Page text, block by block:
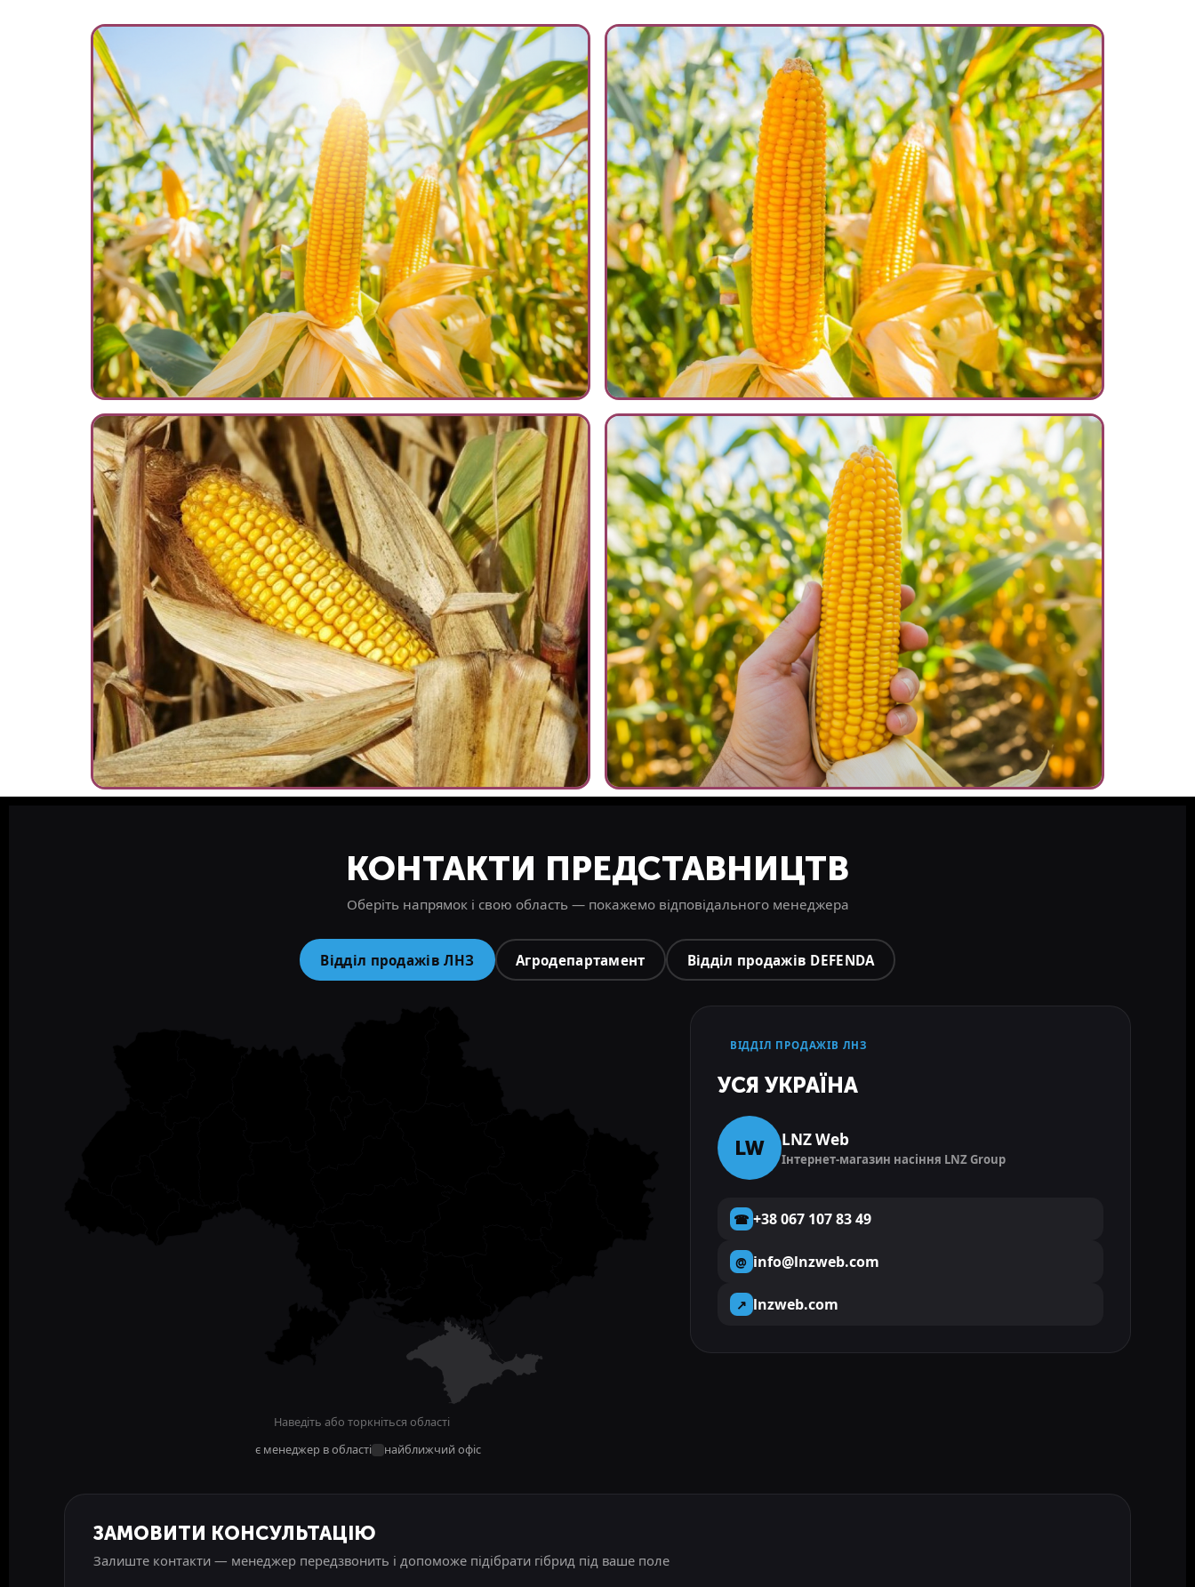
КОНТАКТИ ПРЕДСТАВНИЦТВ
Оберіть напрямок і свою область — покажемо відповідального менеджера
Відділ продажів ЛНЗ Агродепартамент Відділ продажів DEFENDA
Наведіть або торкніться області
є менеджер в області
найближчий офіс
ВІДДІЛ ПРОДАЖІВ ЛНЗ
УСЯ УКРАЇНА
LW LNZ Web
Інтернет-магазин насіння LNZ Group
☎ +38 067 107 83 49
@ info@lnzweb.com
↗ lnzweb.com
ЗАМОВИТИ КОНСУЛЬТАЦІЮ
Залиште контакти — менеджер передзвонить і допоможе підібрати гібрид під ваше поле